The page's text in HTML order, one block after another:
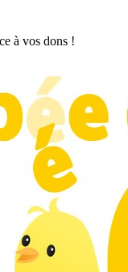
à vos dons !